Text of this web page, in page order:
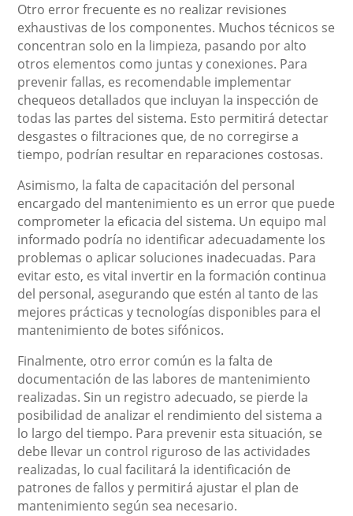
Otro error frecuente es no realizar revisiones
exhaustivas de los componentes. Muchos técnicos se
concentran solo en la limpieza, pasando por alto
otros elementos como juntas y conexiones. Para
prevenir fallas, es recomendable implementar
chequeos detallados que incluyan la inspección de
todas las partes del sistema. Esto permitirá detectar
desgastes o filtraciones que, de no corregirse a
tiempo, podrían resultar en reparaciones costosas.
Asimismo, la falta de capacitación del personal
encargado del mantenimiento es un error que puede
comprometer la eficacia del sistema. Un equipo mal
informado podría no identificar adecuadamente los
problemas o aplicar soluciones inadecuadas. Para
evitar esto, es vital invertir en la formación continua
del personal, asegurando que estén al tanto de las
mejores prácticas y tecnologías disponibles para el
mantenimiento de botes sifónicos.
Finalmente, otro error común es la falta de
documentación de las labores de mantenimiento
realizadas. Sin un registro adecuado, se pierde la
posibilidad de analizar el rendimiento del sistema a
lo largo del tiempo. Para prevenir esta situación, se
debe llevar un control riguroso de las actividades
realizadas, lo cual facilitará la identificación de
patrones de fallos y permitirá ajustar el plan de
mantenimiento según sea necesario.